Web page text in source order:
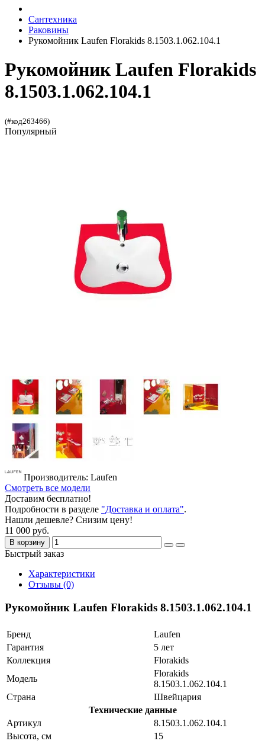
Сантехника
Раковины
Рукомойник Laufen Florakids 8.1503.1.062.104.1
Рукомойник Laufen Florakids
8.1503.1.062.104.1
(#код263466)
Популярный
Производитель: Laufen
Смотреть все модели
Доставим бесплатно!
Подробности в разделе "Доставка и оплата".
Нашли дешевле? Снизим цену!
11 000 руб.
В корзину
Быстрый заказ
Характеристики
Отзывы (0)
Рукомойник Laufen Florakids 8.1503.1.062.104.1
Бренд
Laufen
Гарантия
5 лет
Коллекция
Florakids
Модель
Florakids
8.1503.1.062.104.1
Страна
Швейцария
Технические данные
Артикул
8.1503.1.062.104.1
Высота, см
15